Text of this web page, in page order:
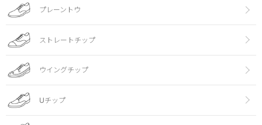
プレーントウ
ストレートチップ
ウイングチップ
Uチップ